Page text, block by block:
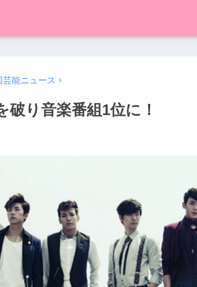
芸能ニュース
破り音楽番組1位に！